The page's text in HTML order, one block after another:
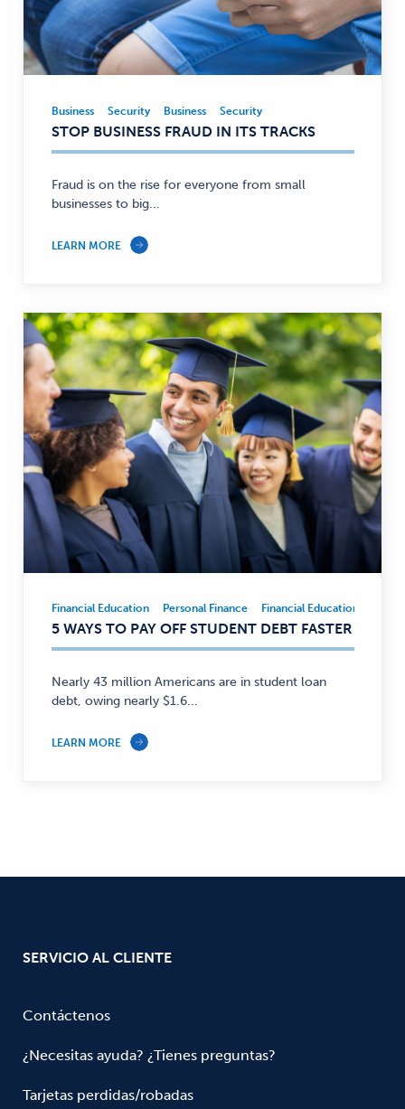
Business,
Security
—
Business Security Business Security
STOP BUSINESS FRAUD IN ITS TRACKS
Fraud is on the rise for everyone from small
businesses to big...
LEARN MORE
Financial
Education,
Personal
Finance
—
Financial Education Personal Finance Financial Education
5 WAYS TO PAY OFF STUDENT DEBT FASTER
Nearly 43 million Americans are in student loan
debt, owing nearly $1.6...
LEARN MORE
SERVICIO AL CLIENTE
Contáctenos
¿Necesitas ayuda? ¿Tienes preguntas?
Tarjetas perdidas/robadas